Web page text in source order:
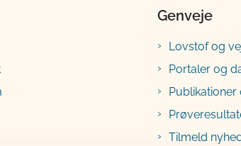
Genveje
Lovstof og
Portaler og
Tilmeld